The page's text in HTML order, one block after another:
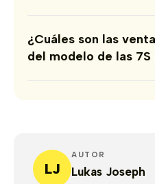
¿Cuáles son las
del modelo de las
LJ
AUTOR
Lukas Joseph